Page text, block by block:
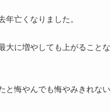
亡くなりました。
大に増やしても上がることな
と悔やんでも悔やみきれない